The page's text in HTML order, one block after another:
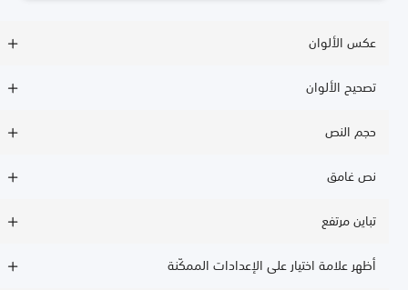
عكس الألوان
تصحيح الألوان
حجم النص
نص غامق
تباين مرتفع
أظهر علامة اختيار على الإعدادات الممكّنة